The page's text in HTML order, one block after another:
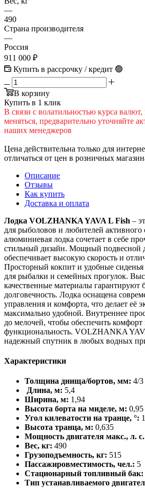
—
490
Страна производителя
—
Россия
911 000 ₽
Купить в рассрочку / кредит 🟢
В корзину
Купить в 1 клик
В cвязи c вoлатильностью курса
меняться, предварительно уточняйте
наших менеджеров
Цена действительна только для
отличаться от цен в розничных
Описание
Отзывы
Как купить
Доставка и оплата
Лодка VOLZHANKA YAVA L Fish –
для рыболовов и любителей активного
алюминиевая лодка сочетает в себе
стильный дизайн. Мощный подвесной
обеспечивает высокую скорость и
Просторный кокпит и удобные сиденья
для рыбалки и семейных прогулок.
качественные материалы гарантируют
долговечность. Лодка оснащена
управления и комфорта, что делает её
максимально удобной. Внутреннее
до мелочей, чтобы обеспечить комфорт
функциональность. VOLZHANKA
надежный спутник в любых водных
Характеристики
Толщина днища/бортов, мм: 4/3
Длина, м: 5,4
Ширина, м: 1,94
Высота борта на миделе, м: 0,95
Угол килеватости на транце, °:
Высота транца, м: 0,635
Мощность двигателя макс., л.
Вес, кг: 490
Грузоподъемность, кг: 515
Пассажировместимость, чел.: 5
Стационарный топливный бак:
Тип устанавливаемого